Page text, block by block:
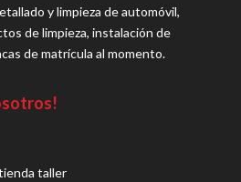
y limpieza de automóvil,
de limpieza, instalación de
de matrícula al momento.
taller